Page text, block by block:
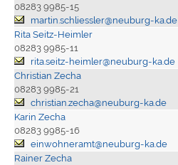
08283 9985-15
martin.schliessler@neuburg-ka.de
Rita Seitz-Heimler
08283 9985-11
rita.seitz-heimler@neuburg-ka.de
Christian Zecha
08283 9985-21
christian.zecha@neuburg-ka.de
Karin Zecha
08283 9985-16
einwohneramt@neuburg-ka.de
Rainer Zecha